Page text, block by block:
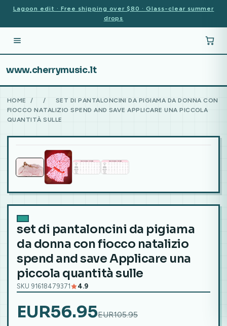
Lagoon edit · Free shipping over $80 · Glass-clear summer
drops
www.cherrymusic.lt
HOME / /
SET DI PANTALONCINI DA PIGIAMA DA DONNA CON
FIOCCO NATALIZIO SPEND AND SAVE APPLICARE UNA PICCOLA
QUANTITÀ SULLE
set di pantaloncini da pigiama
da donna con fiocco natalizio
spend and save Applicare una
piccola quantità sulle
SKU 91618479371 4.9
EUR56.95EUR105.95